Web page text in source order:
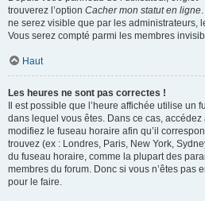
trouverez l’option Cacher mon statut en ligne
ne serez visible que par les administrateurs,
Vous serez compté parmi les membres
Haut
Les heures ne sont pas correctes !
Il est possible que l’heure affichée utilise un
dans lequel vous êtes. Dans ce cas, accédez
modifiez le fuseau horaire afin qu’il
trouvez (ex : Londres, Paris, New York,
du fuseau horaire, comme la plupart des
membres du forum. Donc si vous n’êtes pas
pour le faire.